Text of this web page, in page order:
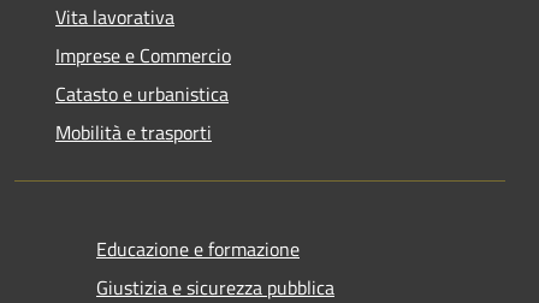
Vita lavorativa
Imprese e Commercio
Catasto e urbanistica
Mobilità e trasporti
Educazione e formazione
Giustizia e sicurezza pubblica